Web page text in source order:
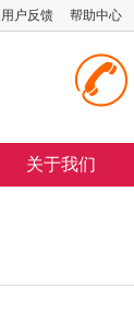
用户反馈 帮助中心
关于我们